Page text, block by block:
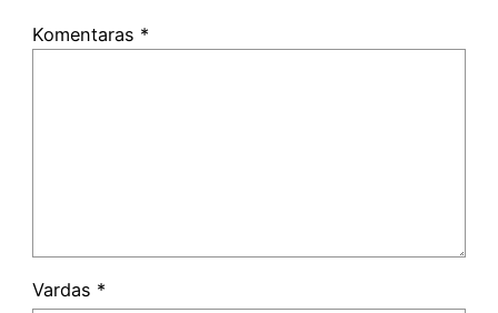
Komentaras *
Vardas *